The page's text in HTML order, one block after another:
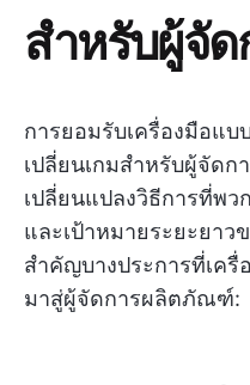
สำหรับผู้จั
การยอมรับเครื่องมือแบ
เปลี่ยนเกมสำหรับผู้จัด
เปลี่ยนแปลงวิธีการที่พว
และเป้าหมายระยะยาว
สำคัญบางประการที่เค
มาสู่ผู้จัดการผลิตภัณฑ์: